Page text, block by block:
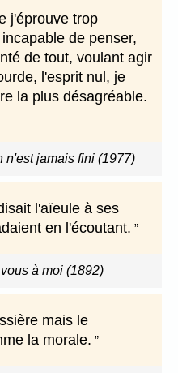
j'éprouve trop
de penser,
de tout, voulant agir
l'esprit nul, je
la plus désagréable.
n'est jamais fini (1977)
l'aïeule à ses
en l'écoutant.
à moi (1892)
mais le
la morale.